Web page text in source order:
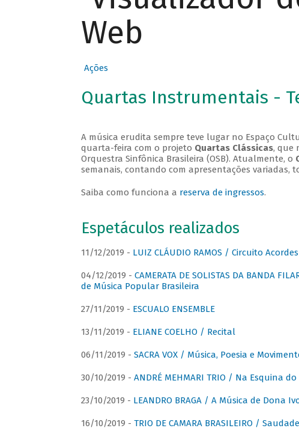
Web
Ações
Quartas Instrumentais -
A música erudita sempre teve lugar no Espaço
quarta-feira com o projeto Quartas Clássicas, que
Orquestra Sinfônica Brasileira (OSB). Atualmente, o
semanais, contando com apresentações variadas,
Saiba como funciona a reserva de ingressos.
Espetáculos realizados
11/12/2019 - LUIZ CLÁUDIO RAMOS / Circuito Acordes
04/12/2019 - CAMERATA DE SOLISTAS DA BANDA
de Música Popular Brasileira
27/11/2019 - ESCUALO ENSEMBLE
13/11/2019 - ELIANE COELHO / Recital
06/11/2019 - SACRA VOX / Música, Poesia e
30/10/2019 - ANDRÉ MEHMARI TRIO / Na Esquina
23/10/2019 - LEANDRO BRAGA / A Música de Dona
16/10/2019 - TRIO DE CAMARA BRASILEIRO /